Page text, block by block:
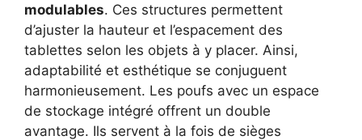
modulables. Ces structures permettent
d’ajuster la hauteur et l’espacement des
tablettes selon les objets à y placer. Ainsi,
adaptabilité et esthétique se conjuguent
harmonieusement. Les poufs avec un espace
de stockage intégré offrent un double
avantage. Ils servent à la fois de sièges